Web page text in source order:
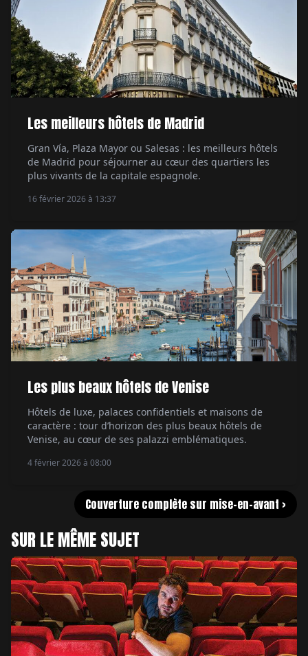
Les meilleurs hôtels de Madrid
Gran Vía, Plaza Mayor ou Salesas : les meilleurs hôtels
de Madrid pour séjourner au cœur des quartiers les
plus vivants de la capitale espagnole.
16 février 2026 à 13:37
Les plus beaux hôtels de Venise
Hôtels de luxe, palaces confidentiels et maisons de
caractère : tour d’horizon des plus beaux hôtels de
Venise, au cœur de ses palazzi emblématiques.
4 février 2026 à 08:00
Couverture complète sur mise-en-avant >
SUR LE MÊME SUJET